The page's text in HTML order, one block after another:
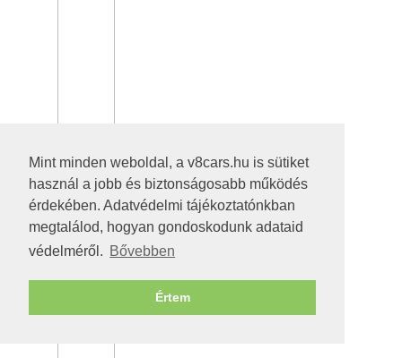
Mint minden weboldal, a v8cars.hu is sütiket
használ a jobb és biztonságosabb működés
érdekében. Adatvédelmi tájékoztatónkban
megtalálod, hogyan gondoskodunk adataid
védelméről. Bővebben
Értem